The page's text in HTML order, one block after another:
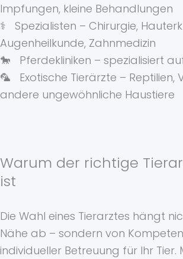
Impfungen, kleine Behandlungen
⚕️ Spezialisten – Chirurgie,
Augenheilkunde, Zahnmedizin
🐎 Pferdekliniken – spezialisiert
🦜 Exotische Tierärzte – Reptilien,
andere ungewöhnliche Haustiere
Warum der richtige
ist
Die Wahl eines Tierarztes hängt
Nähe ab – sondern von
individueller Betreuung für Ihr Tier.